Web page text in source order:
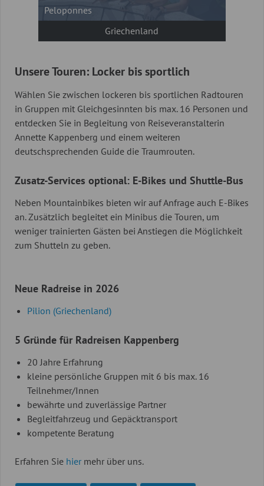
Peloponnes
Griechenland
Unsere Touren: Locker bis sportlich
Wählen Sie zwischen lockeren bis sportlichen Radtouren
in Gruppen mit Gleichgesinnten bis max. 16 Personen und
entdecken Sie in Begleitung von Reiseveranstalterin
Annette Kappenberg und einem weiteren
deutschsprechenden Guide die Traumrouten.
Zusatz-Services optional: E-Bikes und Shuttle-Bus
Neben Mountainbikes bieten wir auf Anfrage auch E-Bikes
an. Zusätzlich begleitet ein Minibus die Touren, um
weniger trainierten Gästen bei Anstiegen die Möglichkeit
zum Shutteln zu geben.
Neue Radreise in 2026
Pilion (Griechenland)
5 Gründe für Radreisen Kappenberg
20 Jahre Erfahrung
kleine persönliche Gruppen mit 6 bis max. 16
Teilnehmer/Innen
bewährte und zuverlässige Partner
Begleitfahrzeug und Gepäcktransport
kompetente Beratung
Erfahren Sie hier mehr über uns.